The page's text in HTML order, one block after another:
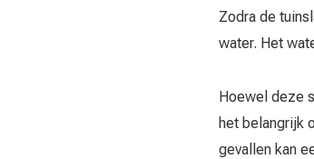
Zodra de
water. Het
Hoewel deze
het belangrijk
gevallen kan